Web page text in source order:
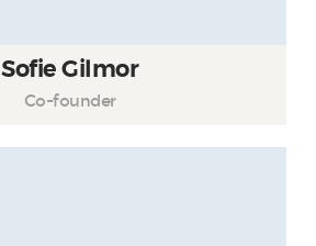
Sofie Gilmor
Co-founder